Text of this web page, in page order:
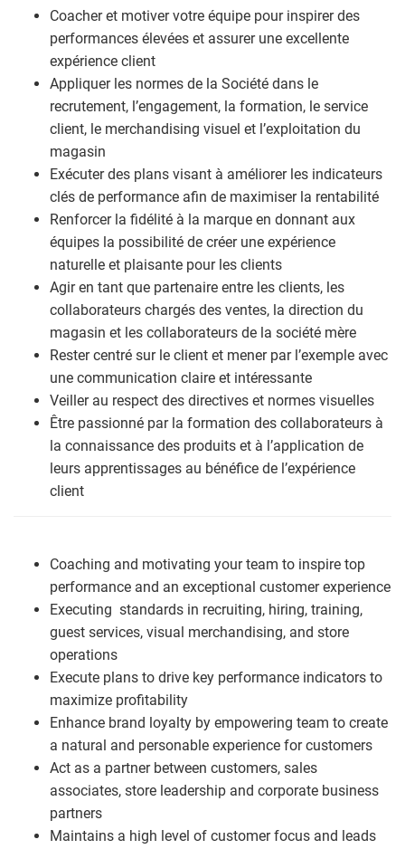
Coacher et motiver votre équipe pour inspirer des
performances élevées et assurer une excellente
expérience client
Appliquer les normes de la Société dans le
recrutement, l’engagement, la formation, le service
client, le merchandising visuel et l’exploitation du
magasin
Exécuter des plans visant à améliorer les indicateurs
clés de performance afin de maximiser la rentabilité
Renforcer la fidélité à la marque en donnant aux
équipes la possibilité de créer une expérience
naturelle et plaisante pour les clients
Agir en tant que partenaire entre les clients, les
collaborateurs chargés des ventes, la direction du
magasin et les collaborateurs de la société mère
Rester centré sur le client et mener par l’exemple avec
une communication claire et intéressante
Veiller au respect des directives et normes visuelles
Être passionné par la formation des collaborateurs à
la connaissance des produits et à l’application de
leurs apprentissages au bénéfice de l’expérience
client
Coaching and motivating your team to inspire top
performance and an exceptional customer experience
Executing standards in recruiting, hiring, training,
guest services, visual merchandising, and store
operations
Execute plans to drive key performance indicators to
maximize profitability
Enhance brand loyalty by empowering team to create
a natural and personable experience for customers
Act as a partner between customers, sales
associates, store leadership and corporate business
partners
Maintains a high level of customer focus and leads